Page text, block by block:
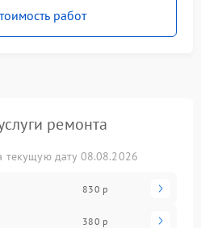
работ
ремонта
текущую дату 08.08.2026
830 р
380 р